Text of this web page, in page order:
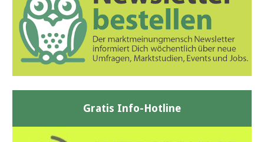
Gratis Info-Hotline